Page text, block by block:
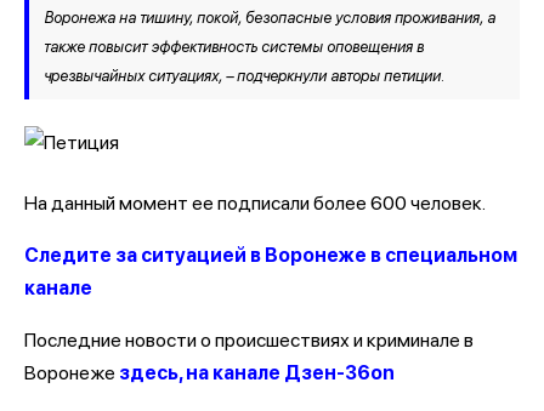
Воронежа на тишину, покой, безопасные условия проживания, а
также повысит эффективность системы оповещения в
чрезвычайных ситуациях, – подчеркнули авторы петиции.
На данный момент ее подписали более 600 человек.
Следите за ситуацией в Воронеже в специальном
канале
Последние новости о происшествиях и криминале в
Воронеже здесь, на канале Дзен-36on